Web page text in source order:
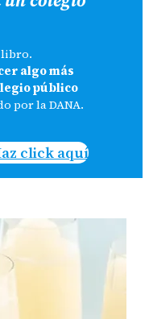
libro.
algo más
público
por la DANA.
click aquí